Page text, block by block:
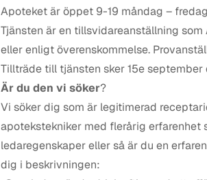
Apoteket är öppet 9-19 måndag –
Tjänsten är en tillsvidareanställning
eller enligt överenskommelse.
Tillträde till tjänsten sker 15e
Är du den vi söker?
Vi söker dig som är legitimerad
apotekstekniker med flerårig erfarenhet
ledaregenskaper eller så är du en
dig i beskrivningen: